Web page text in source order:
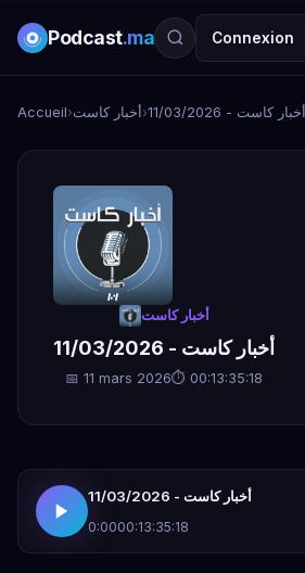
Podcast.ma Connexion
Accueil›أخبار كاست › أخبار كاست - 11/03/2026
أخبار كاست
أخبار كاست - 11/03/2026
📅 11 mars 2026⏱ 00:13:35:18
أخبار كاست - 11/03/2026
0:0000:13:35:18